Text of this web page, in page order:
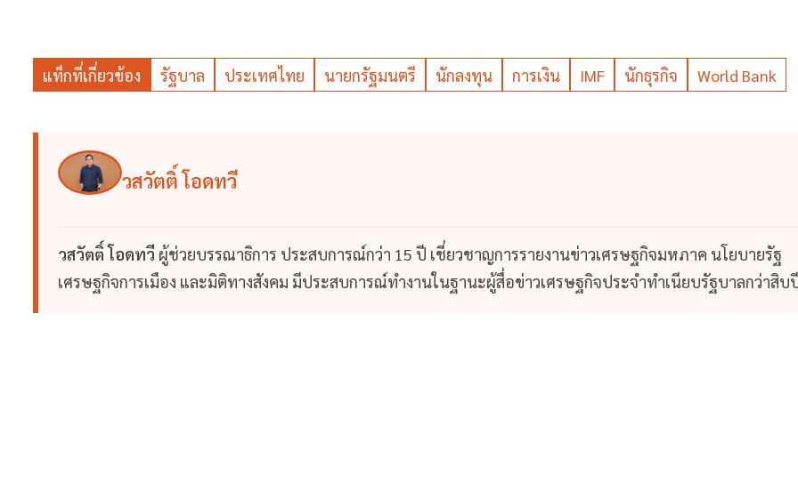
แท็กที่เกี่ยวข้อง รัฐบาล ประเทศไทย นายกรัฐมนตรี นักลงทุน การเงิน IMF นักธุรกิจ World Bank
วสวัตติ์ โอดทวี
วสวัตติ์ โอดทวี ผู้ช่วยบรรณาธิการ ประสบการณ์กว่า 15 ปี เชี่ยวชาญการรายงานข่าวเศรษฐกิจมหภาค นโยบายรัฐ
เศรษฐกิจการเมือง และมิติทางสังคม มีประสบการณ์ทำงานในฐานะผู้สื่อข่าวเศรษฐกิจประจำทำเนียบรัฐบาลกว่าสิบ